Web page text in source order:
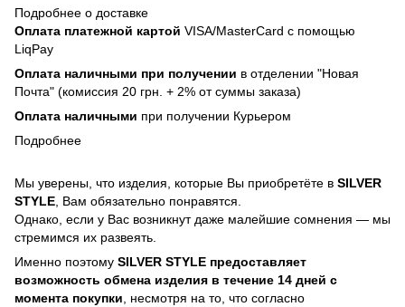
Подробнее о доставке
Оплата платежной картой VISA/MasterCard с помощью
LiqPay
Оплата наличными при получении в отделении "Новая
Почта" (комиссия 20 грн. + 2% от суммы заказа)
Оплата наличными при получении Курьером
Подробнее
Мы уверены, что изделия, которые Вы приобретёте в SILVER
STYLE , Вам обязательно понравятся.
Однако, если у Вас возникнут даже малейшие сомнения — мы
стремимся их развеять.
Именно поэтому SILVER STYLE предоставляет
возможность обмена изделия в течение 14 дней с
момента покупки , несмотря на то, что согласно